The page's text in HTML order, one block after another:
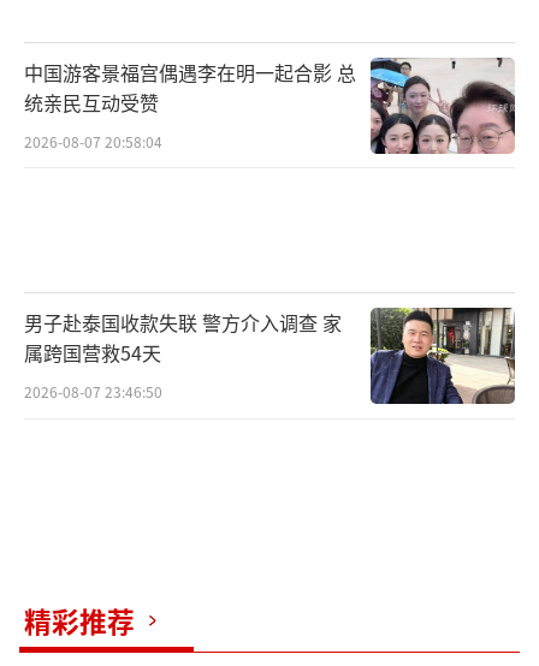
中国游客景福宫偶遇李在明一起合影 总
统亲民互动受赞
2026-08-07 20:58:04
男子赴泰国收款失联 警方介入调查 家
属跨国营救54天
2026-08-07 23:46:50
精彩推荐